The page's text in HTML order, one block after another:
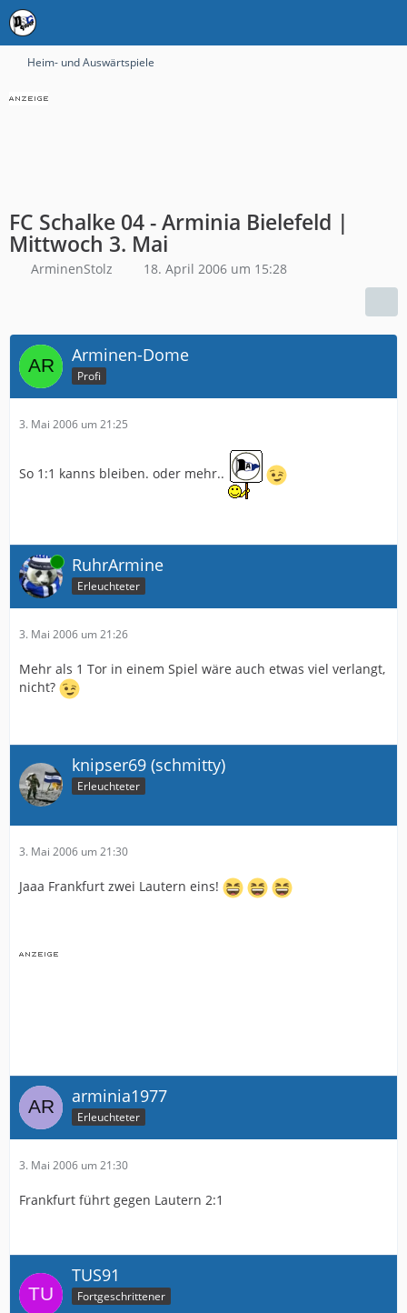
Heim- und Auswärtspiele
FC Schalke 04 - Arminia Bielefeld |
Mittwoch 3. Mai
ArminenStolz 18. April 2006 um 15:28
Arminen-Dome
Profi
3. Mai 2006 um 21:25
So 1:1 kanns bleiben. oder mehr..
Online RuhrArmine
Erleuchteter
3. Mai 2006 um 21:26
Mehr als 1 Tor in einem Spiel wäre auch etwas viel verlangt,
nicht?
knipser69 (schmitty)
Erleuchteter
3. Mai 2006 um 21:30
Jaaa Frankfurt zwei Lautern eins!
arminia1977
Erleuchteter
3. Mai 2006 um 21:30
Frankfurt führt gegen Lautern 2:1
TUS91
Fortgeschrittener